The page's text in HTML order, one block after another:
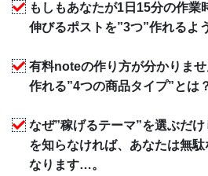
もしもあなたが1日15分の作業
伸びるポストを”3つ”作れるよ
有料noteの作り方が分かりま
作れる”4つの商品タイプ”とは
なぜ”稼げるテーマ”を選ぶだ
を知らなければ、あなたは無
なります…。